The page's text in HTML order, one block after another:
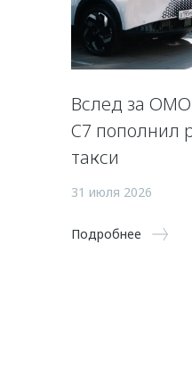
Вслед за
C7 пополнил
такси
31 июля 2026
Подробнее